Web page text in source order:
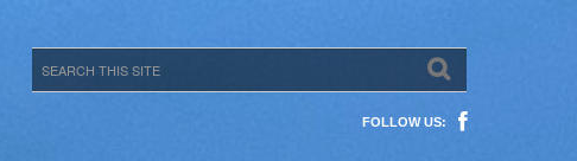
FOLLOW US: